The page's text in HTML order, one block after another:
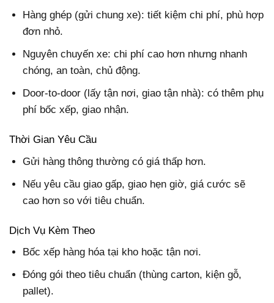
Hàng ghép (gửi chung xe): tiết kiệm chi phí, phù hợp
đơn nhỏ.
Nguyên chuyến xe: chi phí cao hơn nhưng nhanh
chóng, an toàn, chủ động.
Door-to-door (lấy tận nơi, giao tận nhà): có thêm phụ
phí bốc xếp, giao nhận.
Thời Gian Yêu Cầu
Gửi hàng thông thường có giá thấp hơn.
Nếu yêu cầu giao gấp, giao hẹn giờ, giá cước sẽ
cao hơn so với tiêu chuẩn.
Dịch Vụ Kèm Theo
Bốc xếp hàng hóa tại kho hoặc tận nơi.
Đóng gói theo tiêu chuẩn (thùng carton, kiện gỗ,
pallet).